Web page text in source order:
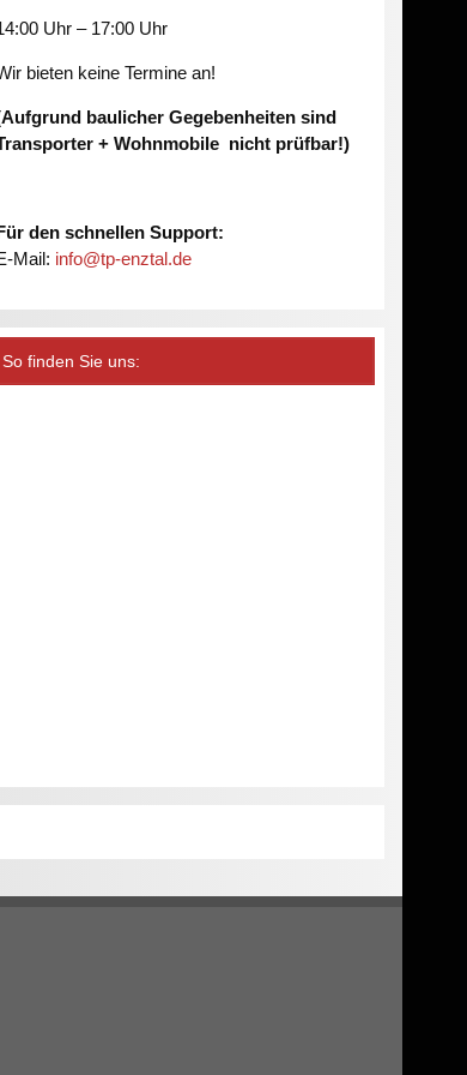
Uhr – 17:00 Uhr
bieten keine Termine an!
baulicher Gegebenheiten sind
+ Wohnmobile nicht prüfbar!)
den schnellen Support:
Mail: info@tp-enztal.de
So finden Sie uns: